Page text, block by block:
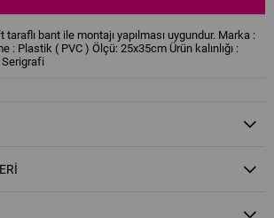
bant ile montajı yapılması uygundur. Marka :
: Plastik ( PVC ) Ölçü: 25x35cm Ürün kalınlığı :
Serigrafi